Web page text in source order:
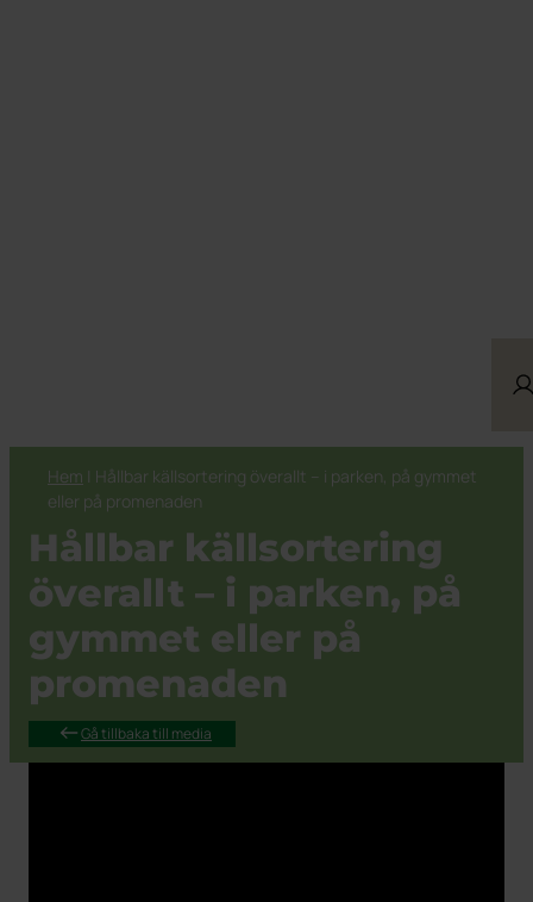
Hem | Hållbar källsortering överallt – i parken, på gymmet
eller på promenaden
Hållbar källsortering
överallt – i parken, på
gymmet eller på
promenaden
Gå tillbaka till media